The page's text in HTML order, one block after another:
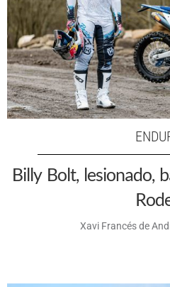
Billy Bolt, lesionado,
Xavi Francés de